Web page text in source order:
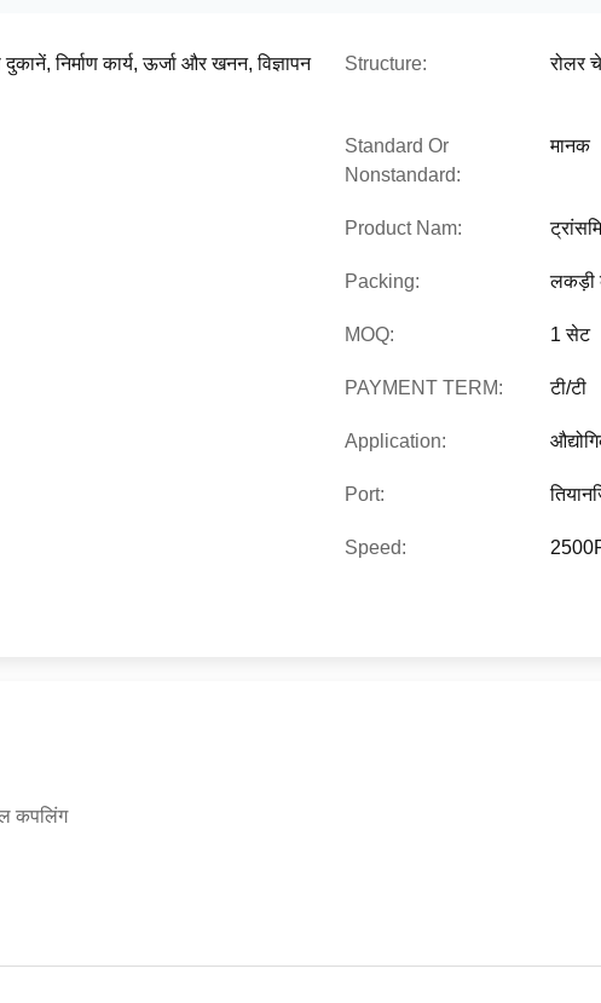
निर्माण कार्य, ऊर्जा और खनन, विज्ञापन
Structure: रोलर
Standard Or
Nonstandard:
मानक
Product Nam:
Packing: लकड़ी
MOQ: 1 सेट
PAYMENT TERM: टी/टी
Application:
Port:
Speed:
कपलिंग